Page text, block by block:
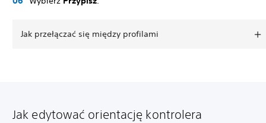
Jak przełączać się między profilami
Jak edytować orientację kontrolera